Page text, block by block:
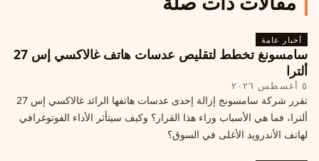
أخبار عامة
سامسونغ تخطط لتقليص عدسات هاتف غالاكسي إس 27
ألترا
٥ أغسطس ٢٠٢٦
تقرر شركة سامسونج إزالة إحدى عدسات هاتفها الرائد غالاكسي إس 27
ألترا، فما هي الأسباب وراء هذا القرار؟ وكيف سيتأثر الأداء الفوتوغرافي
لهاتف الأندرويد الأغلى في السوق؟